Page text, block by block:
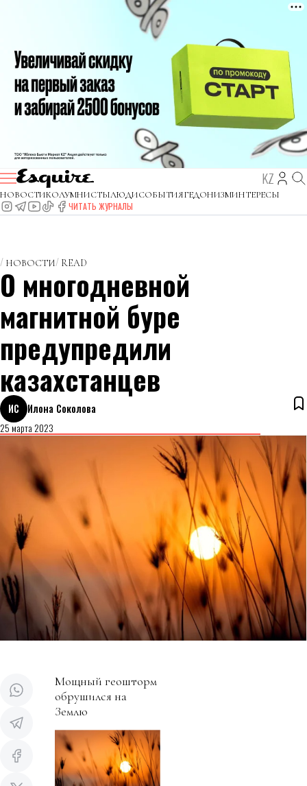
KZ
НОВОСТИКОЛУМНИСТЫЛЮДИСОБЫТИЯГЕДОНИЗМИНТЕРЕСЫ
ЧИТАТЬ ЖУРНАЛЫ
НОВОСТИ READ
О многодневной
магнитной буре
предупредили
казахстанцев
ИС
Илона Соколова
25 марта 2023
Мощный геошторм
обрушился на
Землю